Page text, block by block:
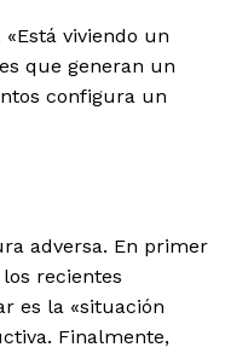
viviendo un
que generan un
configura un
adversa. En primer
recientes
es la «situación
Finalmente,